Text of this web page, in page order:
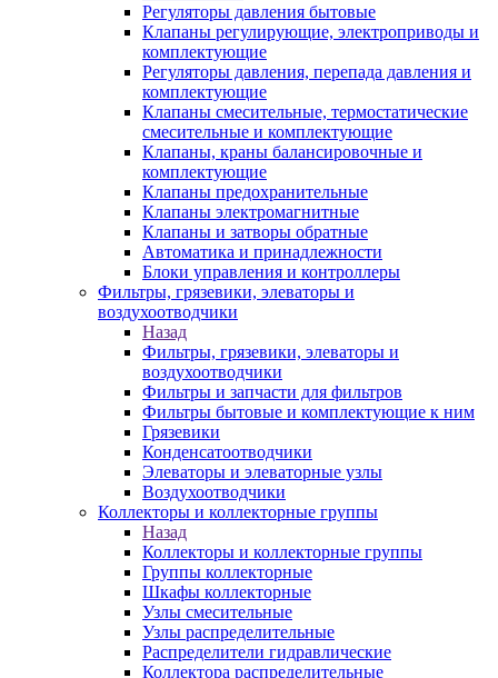
Регуляторы давления бытовые
Клапаны регулирующие, электроприводы и
комплектующие
Регуляторы давления, перепада давления и
комплектующие
Клапаны смесительные, термостатические
смесительные и комплектующие
Клапаны, краны балансировочные и
комплектующие
Клапаны предохранительные
Клапаны электромагнитные
Клапаны и затворы обратные
Автоматика и принадлежности
Блоки управления и контроллеры
Фильтры, грязевики, элеваторы и
воздухоотводчики
Назад
Фильтры, грязевики, элеваторы и
воздухоотводчики
Фильтры и запчасти для фильтров
Фильтры бытовые и комплектующие к ним
Грязевики
Конденсатоотводчики
Элеваторы и элеваторные узлы
Воздухоотводчики
Коллекторы и коллекторные группы
Назад
Коллекторы и коллекторные группы
Группы коллекторные
Шкафы коллекторные
Узлы смесительные
Узлы распределительные
Распределители гидравлические
Коллектора распределительные